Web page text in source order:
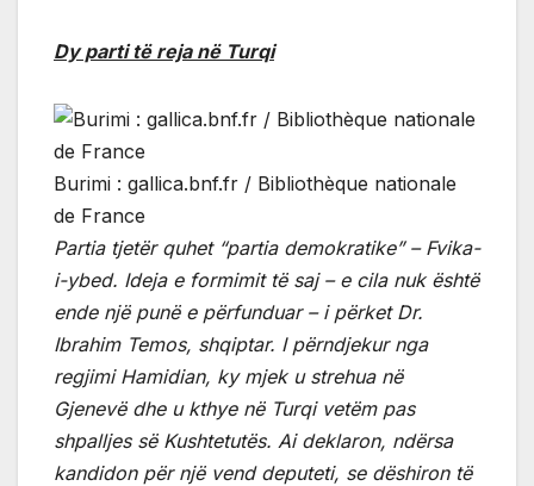
Dy parti të reja në Turqi
Burimi : gallica.bnf.fr / Bibliothèque nationale
de France
Partia tjetër quhet “partia demokratike” – Fvika-
i-ybed. Ideja e formimit të saj – e cila nuk është
ende një punë e përfunduar – i përket Dr.
Ibrahim Temos, shqiptar. I përndjekur nga
regjimi Hamidian, ky mjek u strehua në
Gjenevë dhe u kthye në Turqi vetëm pas
shpalljes së Kushtetutës. Ai deklaron, ndërsa
kandidon për një vend deputeti, se dëshiron të